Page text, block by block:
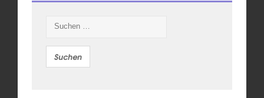
nach: